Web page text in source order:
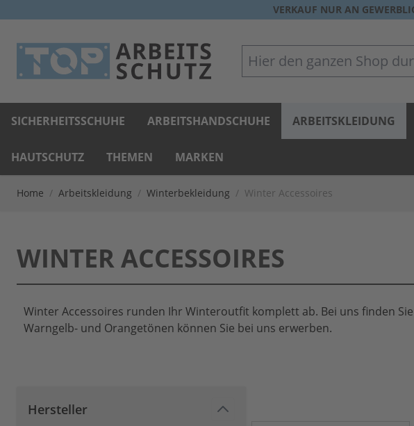
VERKAUF NUR AN
Hier den ganzen Shop
SICHERHEITSSCHUHE ARBEITSHANDSCHUHE ARBEITSKLEIDUNG
HAUTSCHUTZ THEMEN MARKEN
Home / Arbeitskleidung / Winterbekleidung / Winter Accessoires
WINTER ACCESSOIRES
Winter Accessoires runden Ihr Winteroutfit komplett ab. Bei uns finden
Warngelb- und Orangetönen können Sie bei uns erwerben.
Hersteller